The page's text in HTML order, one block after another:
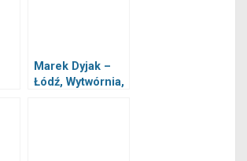
Marek Dyjak –
Łódź, Wytwórnia,